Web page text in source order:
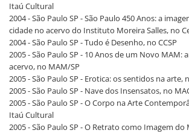
Itaú Cultural
2004 - São Paulo SP - São Paulo 450 Anos: a
cidade no acervo do Instituto Moreira Salles, no
2004 - São Paulo SP - Tudo é Desenho, no CCSP
2005 - São Paulo SP - 10 Anos de um Novo MAM:
acervo, no MAM/SP
2005 - São Paulo SP - Erotica: os sentidos na arte,
2005 - São Paulo SP - Nave dos Insensatos, no
2005 - São Paulo SP - O Corpo na Arte
Itaú Cultural
2005 - São Paulo SP - O Retrato como Imagem